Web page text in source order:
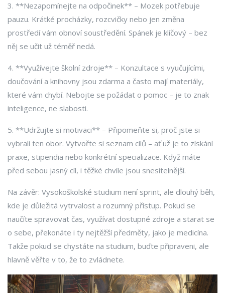
3. **Nezapomínejte na odpočinek** – Mozek potřebuje
pauzu. Krátké procházky, rozcvičky nebo jen změna
prostředí vám obnoví soustředění. Spánek je klíčový – bez
něj se učit už téměř nedá.
4. **Využívejte školní zdroje** – Konzultace s vyučujícími,
doučování a knihovny jsou zdarma a často mají materiály,
které vám chybí. Nebojte se požádat o pomoc – je to znak
inteligence, ne slabosti.
5. **Udržujte si motivaci** – Připomeňte si, proč jste si
vybrali ten obor. Vytvořte si seznam cílů – ať už je to získání
praxe, stipendia nebo konkrétní specializace. Když máte
před sebou jasný cíl, i těžké chvíle jsou snesitelnější.
Na závěr: Vysokoškolské studium není sprint, ale dlouhý běh,
kde je důležitá vytrvalost a rozumný přístup. Pokud se
naučíte spravovat čas, využívat dostupné zdroje a starat se
o sebe, překonáte i ty nejtěžší předměty, jako je medicína.
Takže pokud se chystáte na studium, buďte připraveni, ale
hlavně věřte v to, že to zvládnete.